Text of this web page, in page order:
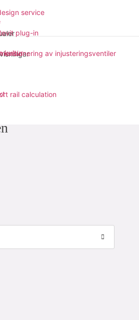
service
plug-in
av injusteringsventiler
rail calculation
kultur